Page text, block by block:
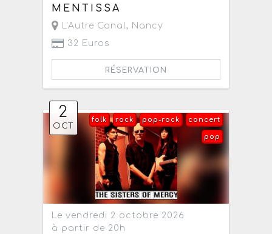
MENTISSA
L'Autre Canal, Nancy
32 Euros
RÉSERVATION
2
OCT
concert
pop-rock
rock
folk
pop
Le vendredi 2 octobre 2026
à partir de 20h